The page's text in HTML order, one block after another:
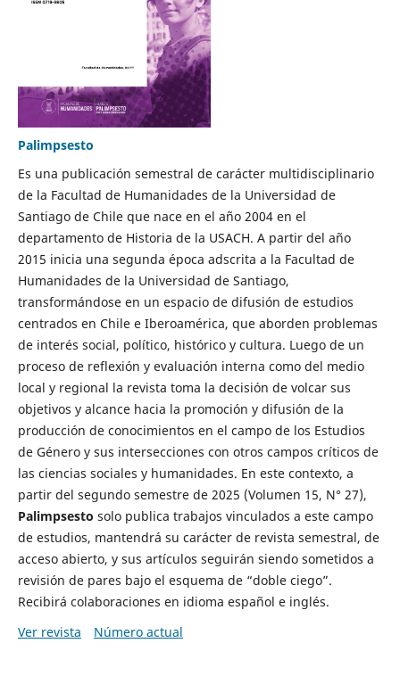
Palimpsesto
Es una publicación semestral de carácter multidisciplinario
de la Facultad de Humanidades de la Universidad de
Santiago de Chile que nace en el año 2004 en el
departamento de Historia de la USACH. A partir del año
2015 inicia una segunda época adscrita a la Facultad de
Humanidades de la Universidad de Santiago,
transformándose en un espacio de difusión de estudios
centrados en Chile e Iberoamérica, que aborden problemas
de interés social, político, histórico y cultura. Luego de un
proceso de reflexión y evaluación interna como del medio
local y regional la revista toma la decisión de volcar sus
objetivos y alcance hacia la promoción y difusión de la
producción de conocimientos en el campo de los Estudios
de Género y sus intersecciones con otros campos críticos de
las ciencias sociales y humanidades. En este contexto, a
partir del segundo semestre de 2025 (Volumen 15, N° 27),
Palimpsesto solo publica trabajos vinculados a este campo
de estudios, mantendrá su carácter de revista semestral, de
acceso abierto, y sus artículos seguirán siendo sometidos a
revisión de pares bajo el esquema de “doble ciego”.
Recibirá colaboraciones en idioma español e inglés.
Ver revista
Número actual